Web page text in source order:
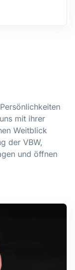
mit ihrer
Weitblick
der VBW,
und öffnen